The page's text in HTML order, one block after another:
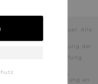
Mehrwertsteuer. Alle
die durch die Nutzung der
voraussichtlich
vollständige Prüfung
in Einzelfällen
von unserem
oder nur teilweise
kann deren Verwendung an